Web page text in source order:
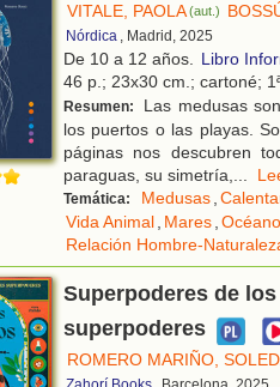
VITALE, PAOLA(aut.)
Nórdica , Madrid, 2025
De 10 a 12 años. Libro
46 p.; 23x30 cm.; cartoné;
Resumen:
Las medusas
los puertos o las playas.
páginas nos descubren
paraguas, su simetría,...
Temática: Medusas,
Vida Animal, Mares,
Relación Hombre-
Superpoderes de
superpoderes
ROMERO MARIÑO,